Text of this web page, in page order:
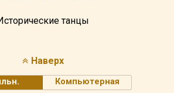
танцы
Наверх
Компьютерная